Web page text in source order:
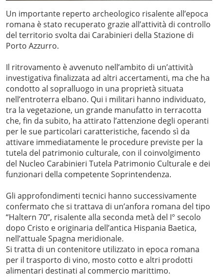
Un importante reperto archeologico risalente all’epoca
romana è stato recuperato grazie all’attività di controllo
del territorio svolta dai Carabinieri della Stazione di
Porto Azzurro.
Il ritrovamento è avvenuto nell’ambito di un’attività
investigativa finalizzata ad altri accertamenti, ma che ha
condotto al sopralluogo in una proprietà situata
nell’entroterra elbano. Qui i militari hanno individuato,
tra la vegetazione, un grande manufatto in terracotta
che, fin da subito, ha attirato l’attenzione degli operanti
per le sue particolari caratteristiche, facendo sì da
attivare immediatamente le procedure previste per la
tutela del patrimonio culturale, con il coinvolgimento
del Nucleo Carabinieri Tutela Patrimonio Culturale e dei
funzionari della competente Soprintendenza.
Gli approfondimenti tecnici hanno successivamente
confermato che si trattava di un’anfora romana del tipo
“Haltern 70”, risalente alla seconda metà del I° secolo
dopo Cristo e originaria dell’antica Hispania Baetica,
nell’attuale Spagna meridionale.
Si tratta di un contenitore utilizzato in epoca romana
per il trasporto di vino, mosto cotto e altri prodotti
alimentari destinati al commercio marittimo.